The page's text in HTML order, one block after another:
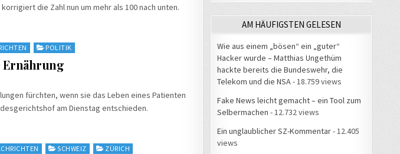
die Zahl nun um mehr als 100 nach unten.
POLITIK
Ernährung
fürchten, wenn sie das Leben eines Patienten
am Dienstag entschieden.
SCHWEIZ ZÜRICH
AM HÄUFIGSTEN GELESEN
Wie aus einem „bösen“ ein „guter“
Hacker wurde – Matthias Ungethüm
hackte bereits die Bundeswehr, die
Telekom und die NSA - 18.759 views
Fake News leicht gemacht – ein Tool zum
Selbermachen - 12.732 views
Ein unglaublicher SZ-Kommentar- 12.405
views